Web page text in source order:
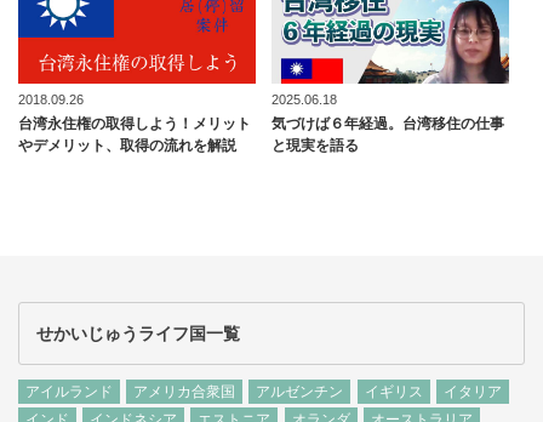
2018.09.26
台湾永住権の取得しよう！メリット
やデメリット、取得の流れを解説
2025.06.18
気づけば６年経過。台湾移住の仕事
と現実を語る
せかいじゅうライフ国一覧
アイルランド アメリカ合衆国 アルゼンチン イギリス
イタリア